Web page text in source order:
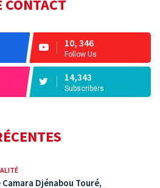
10, 346
Follow Us
14,343
Subscribers
Camara Djénabou Touré,